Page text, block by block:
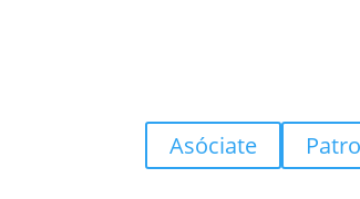
Asóciate